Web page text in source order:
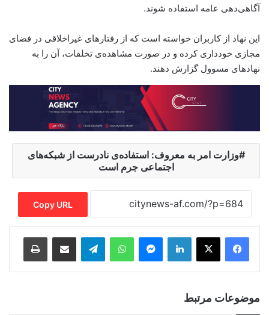
آگاهی‌دهی عامه استفاده شوند.
این نهاد از کاربران خواسته است که از رفتارهای غیراخلاقی در فضای
مجازی خودداری کرده و در صورت مشاهده‌ی تخلفات، آن را به
نهادهای مسوول گزارش دهند.
وزارت امر به معروف: استفاده‌ی نادرست از شبکه‌های
اجتماعی جرم است
Copy URL
LinkedIn
Messenger
WhatsApp
Telegram
Share via Email
Print
موضوعات مرتبط